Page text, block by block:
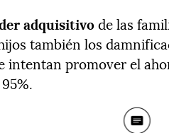
adquisitivode las
también los
intentan promover el